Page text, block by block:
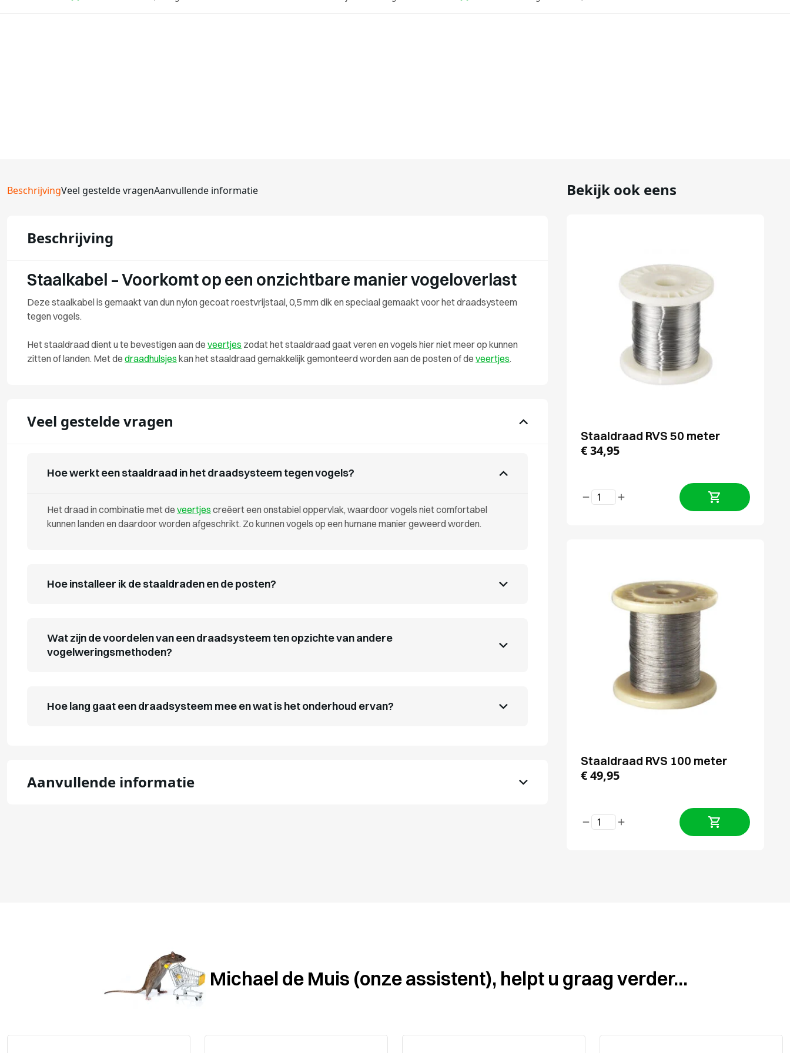
BeschrijvingVeel gestelde vragenAanvullende informatie
Beschrijving
Staalkabel – Voorkomt op een onzichtbare manier vogeloverlast
Deze staalkabel is gemaakt van dun nylon gecoat roestvrijstaal, 0,5 mm dik en speciaal gemaakt voor het draadsysteem
tegen vogels.
Het staaldraad dient u te bevestigen aan de veertjes zodat het staaldraad gaat veren en vogels hier niet meer op kunnen
zitten of landen. Met de draadhulsjes kan het staaldraad gemakkelijk gemonteerd worden aan de posten of de veertjes.
Veel gestelde vragen
Hoe werkt een staaldraad in het draadsysteem tegen vogels?
Het draad in combinatie met de veertjes creëert een onstabiel oppervlak, waardoor vogels niet comfortabel
kunnen landen en daardoor worden afgeschrikt. Zo kunnen vogels op een humane manier geweerd worden.
Hoe installeer ik de staaldraden en de posten?
Wat zijn de voordelen van een draadsysteem ten opzichte van andere
vogelweringsmethoden?
Hoe lang gaat een draadsysteem mee en wat is het onderhoud ervan?
Aanvullende informatie
Bekijk ook eens
Staaldraad RVS 50 meter
€34,95
Staaldraad RVS 100 meter
€49,95
Michael de Muis (onze assistent), helpt u graag verder...